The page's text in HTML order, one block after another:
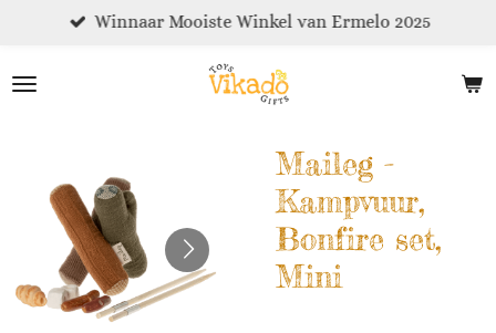
naar
Winnaar Mooiste Winkel van Ermelo 2025
Maileg -
Kampvuur,
Bonfire set,
Mini